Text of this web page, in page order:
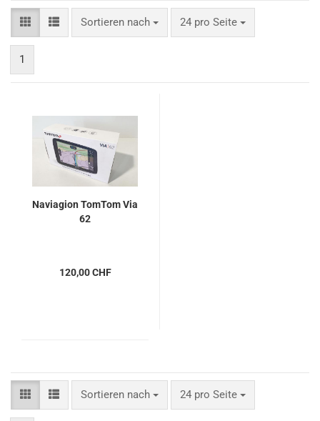
Sortieren nach
Sortieren nach 24 pro Seite
pro Seite
1
Naviagion TomTom Via
62
120,00 CHF
Sortieren nach
Sortieren nach 24 pro Seite
pro Seite